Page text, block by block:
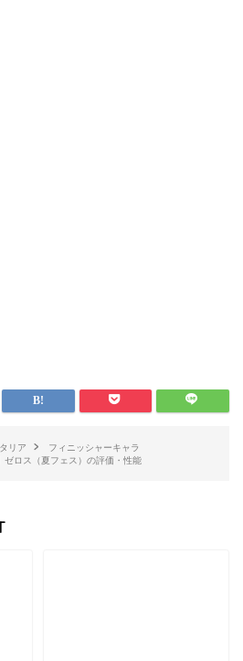
リア
フィニッシャーキャラ
ゼロス（夏フェス）の評価・性能